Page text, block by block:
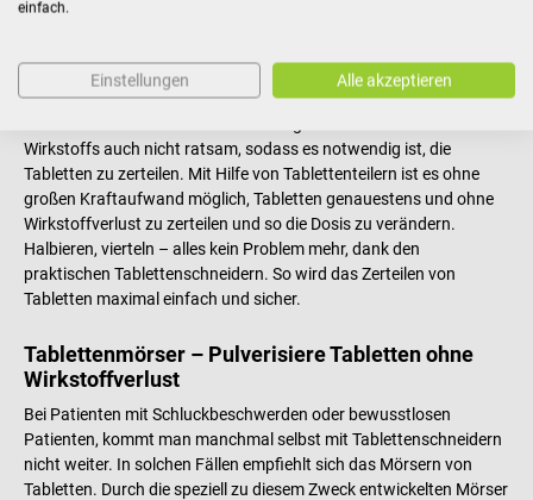
Einnahme großer Tabletten
Nicht immer sind Patienten in der Lage, ganze Tabletten
Wirkstoffs auch nicht ratsam, sodass es notwendig ist, die
Tabletten zu zerteilen. Mit Hilfe von Tablettenteilern ist es ohne
großen Kraftaufwand möglich, Tabletten genauestens und ohne
Wirkstoffverlust zu zerteilen und so die Dosis zu verändern.
Halbieren, vierteln – alles kein Problem mehr, dank den
praktischen Tablettenschneidern. So wird das Zerteilen von
Tabletten maximal einfach und sicher.
Tablettenmörser – Pulverisiere Tabletten ohne
Wirkstoffverlust
Bei Patienten mit Schluckbeschwerden oder bewusstlosen
Patienten, kommt man manchmal selbst mit Tablettenschneidern
nicht weiter. In solchen Fällen empfiehlt sich das Mörsern von
Tabletten. Durch die speziell zu diesem Zweck entwickelten Mörser
einfach.
Einstellungen Alle akzeptieren